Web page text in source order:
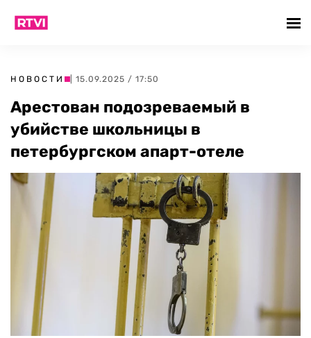
НОВОСТИ | 15.09.2025 / 17:50
Арестован подозреваемый в
убийстве школьницы в
петербургском апарт-отеле